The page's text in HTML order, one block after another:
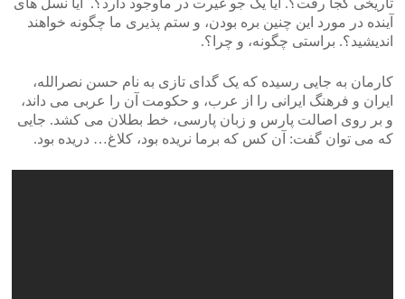
تاریخی کجا رفت؟. آیا یک جو غیرت در ماوجود دارد؟. آیا نسل های
آینده در مورد این چنین بره بودن، و ستم پذیری ما چگونه خواهند
اندیشید؟. براستی چگونه، و چرا؟.
کارمان به جایی رسیده که یک گدای تازی به نام حسن نصرالله،
ایران و فرهنگ ایرانی را از عرب، و حکومت آن را عربی می داند،
و بر روی اصالت پارس و زبان پارسی، خط بطلان می کشد. جایی
که می توان گفت: آن کس که برما نریده بود، کلاغ… دریده بود.